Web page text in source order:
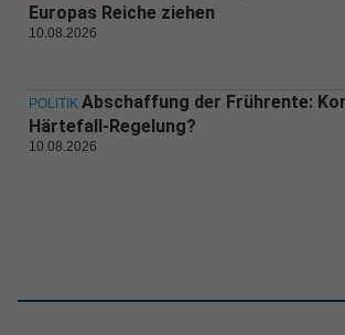
Europas Reiche ziehen
10.08.2026
POLITIK Abschaffung der Frührente:
Härtefall-Regelung?
10.08.2026